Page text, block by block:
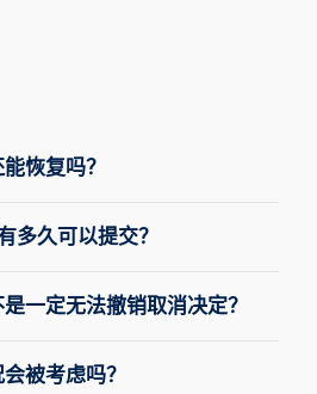
恢复吗？
多久可以提交？
一定无法撤销取消决定？
被考虑吗？